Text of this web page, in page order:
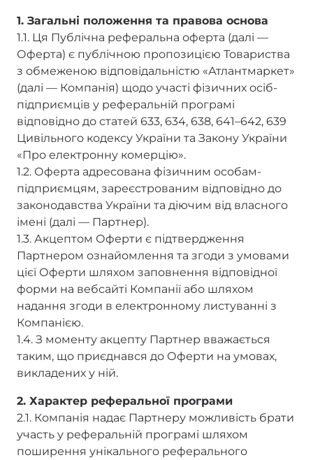
1. Загальні положення та правова основа
1.1. Ця Публічна реферальна оферта (далі —
Оферта) є публічною пропозицією Товариства
з обмеженою відповідальністю «Атлантмаркет»
(далі — Компанія) щодо участі фізичних осіб-
підприємців у реферальній програмі
відповідно до статей 633, 634, 638, 641–642, 639
Цивільного кодексу України та Закону України
«Про електронну комерцію».
1.2. Оферта адресована фізичним особам-
підприємцям, зареєстрованим відповідно до
законодавства України та діючим від власного
імені (далі — Партнер).
1.3. Акцептом Оферти є підтвердження
Партнером ознайомлення та згоди з умовами
цієї Оферти шляхом заповнення відповідної
форми на вебсайті Компанії або шляхом
надання згоди в електронному листуванні з
Компанією.
1.4. З моменту акцепту Партнер вважається
таким, що приєднався до Оферти на умовах,
викладених у ній.
2. Характер реферальної програми
2.1. Компанія надає Партнеру можливість брати
участь у реферальній програмі шляхом
поширення унікального реферального